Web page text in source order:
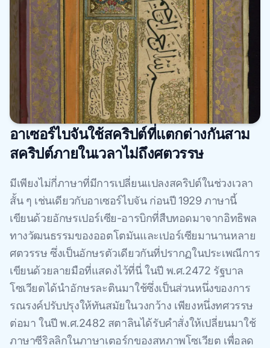
อาเซอร์ไบจันใช้สคริปต์ที่แตกต่างกันสาม
สคริปต์ภายในเวลาไม่ถึงศตวรรษ
มีเพียงไม่กี่ภาษาที่มีการเปลี่ยนแปลงสคริปต์ในช่วงเวลา
สั้น ๆ เช่นเดียวกับอาเซอร์ไบจัน ก่อนปี 1929 ภาษานี้
เขียนด้วยอักษรเปอร์เซีย-อารบิกที่สืบทอดมาจากอิทธิพล
ทางวัฒนธรรมของออตโตมันและเปอร์เซียมานานหลาย
ศตวรรษ ซึ่งเป็นอักษรตัวเดียวกันที่ปรากฏในประเพณีการ
เขียนด้วยลายมือที่แสดงไว้ที่นี่ ในปี พ.ศ.2472 รัฐบาล
โซเวียตได้นําอักษรละตินมาใช้ซึ่งเป็นส่วนหนึ่งของการ
รณรงค์ปรับปรุงให้ทันสมัยในวงกว้าง เพียงหนึ่งทศวรรษ
ต่อมา ในปี พ.ศ.2482 สตาลินได้รับคําสั่งให้เปลี่ยนมาใช้
ภาษาซีริลลิกในภาษาเตอร์กของสหภาพโซเวียต เพื่อลด